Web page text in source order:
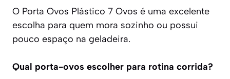
O Porta Ovos Plástico 7 Ovos é uma excelente
escolha para quem mora sozinho ou possui
pouco espaço na geladeira.
Qual porta-ovos escolher para rotina corrida?